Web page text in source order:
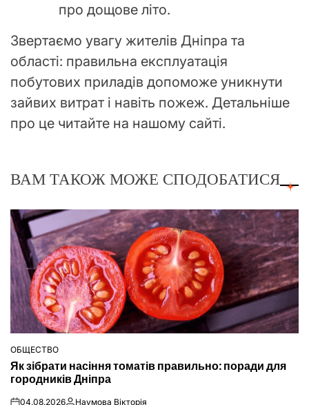
про дощове літо.
Звертаємо увагу жителів Дніпра та
області: правильна експлуатація
побутових приладів допоможе уникнути
зайвих витрат і навіть пожеж. Детальніше
про це читайте на нашому сайті.
ВАМ ТАКОЖ МОЖЕ СПОДОБАТИСЯ
ОПУБЛІКУВАТИ
У
ОБЩЕСТВО
Як зібрати насіння томатів правильно: поради для
городників Дніпра
04.08.2026 Наумова Вікторія